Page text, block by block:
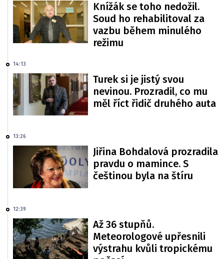
Knížák se toho nedožil.
Soud ho rehabilitoval za
vazbu během minulého
režimu
14:13
Turek si je jistý svou
nevinou. Prozradil, co mu
měl říct řidič druhého auta
13:26
Jiřina Bohdalová prozradila
pravdu o mamince. S
češtinou byla na štíru
12:39
Až 36 stupňů.
Meteorologové upřesnili
výstrahu kvůli tropickému